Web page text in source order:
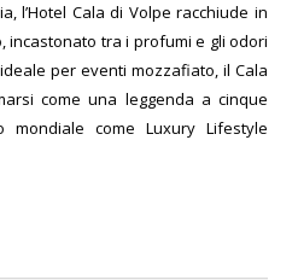
l’Hotel Cala di Volpe racchiude in
incastonato tra i profumi e gli odori
per eventi mozzafiato, il Cala
come una leggenda a cinque
mondiale come Luxury Lifestyle